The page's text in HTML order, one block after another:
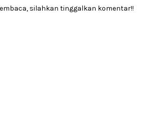
silahkan tinggalkan komentar!!